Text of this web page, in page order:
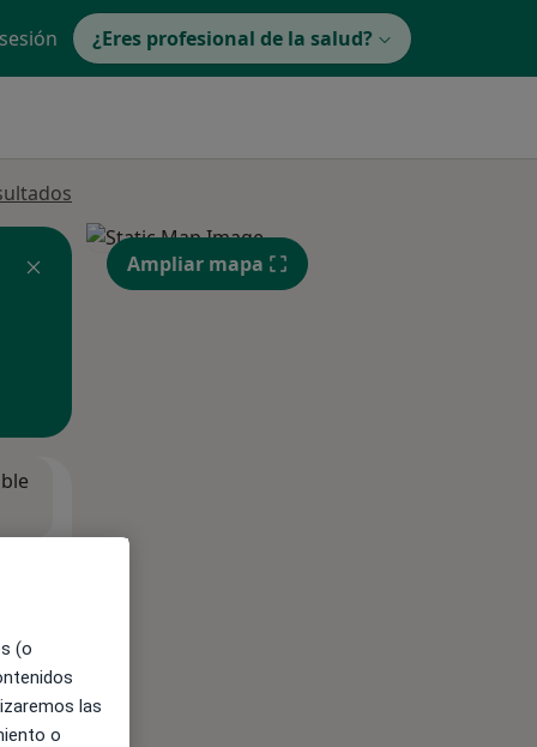
¿Eres profesional de la salud?
Ampliar mapa
(o
las
o